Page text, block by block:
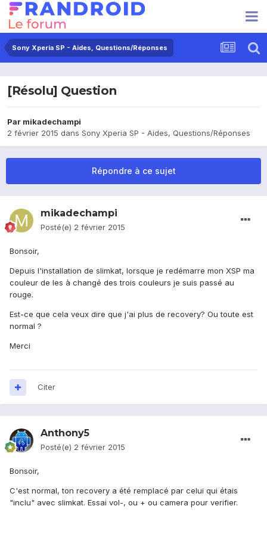
Sony Xperia SP - Aides, Questions/Réponses
[Résolu] Question
Par mikadechampi
2 février 2015 dans Sony Xperia SP - Aides, Questions/Réponses
Répondre à ce sujet
mikadechampi
Posté(e) 2 février 2015
Bonsoir,
Depuis l'installation de slimkat, lorsque je redémarre mon XSP ma
couleur de les à changé des trois couleurs je suis passé au
rouge.
Est-ce que cela veux dire que j'ai plus de recovery? Ou toute est
normal ?
Merci
Citer
Anthony5
Posté(e) 2 février 2015
Bonsoir,
C'est normal, ton recovery a été remplacé par celui qui étais
"inclu" avec slimkat. Essai vol-, ou + ou camera pour verifier.